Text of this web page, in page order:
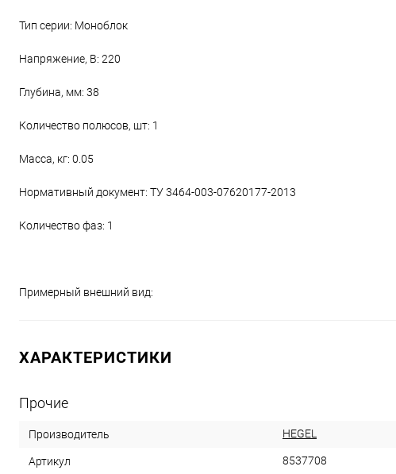
Тип серии: Моноблок
Напряжение, В: 220
Глубина, мм: 38
Количество полюсов, шт: 1
Масса, кг: 0.05
Нормативный документ: ТУ 3464-003-07620177-2013
Количество фаз: 1
Примерный внешний вид:
ХАРАКТЕРИСТИКИ
Прочие
Производитель HEGEL
Артикул 8537708